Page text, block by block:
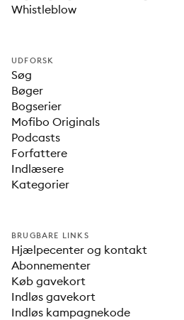
Whistleblow
UDFORSK
Søg
Bøger
Bogserier
Mofibo Originals
Podcasts
Forfattere
Indlæsere
Kategorier
BRUGBARE LINKS
Hjælpecenter og kontakt
Abonnementer
Køb gavekort
Indløs gavekort
Indløs kampagnekode